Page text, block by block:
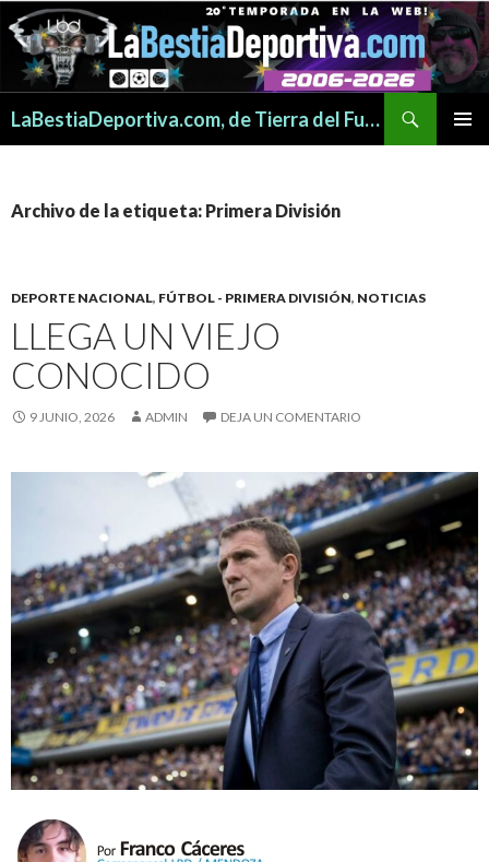
LaBestiaDeportiva.com, de Tierra del Fuego para todo el mundo
Archivo de la etiqueta: Primera División
DEPORTE NACIONAL, FÚTBOL - PRIMERA DIVISIÓN, NOTICIAS
LLEGA UN VIEJO
CONOCIDO
9 JUNIO, 2026 ADMIN DEJA UN COMENTARIO